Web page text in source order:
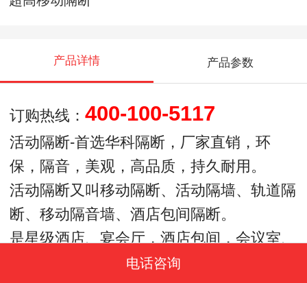
产品详情 产品参数
订购热线： 400-100-5117
活动隔断-首选华科隔断，厂家直销，环
保，隔音，美观，高品质，持久耐用。
活动隔断又叫移动隔断、活动隔墙、轨道隔
断、移动隔音墙、酒店包间隔断。
是星级酒店、宴会厅，酒店包间，会议室、
多功能会议厅等场合的最佳搭档。
电话咨询